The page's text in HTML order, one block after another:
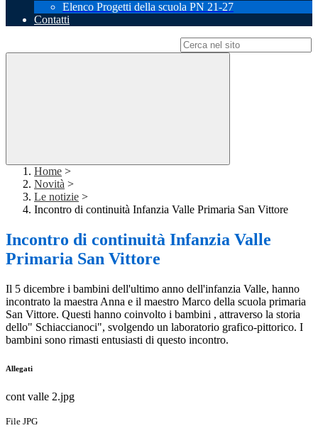
Elenco Progetti della scuola PN 21-27
Contatti
Home >
Novità >
Le notizie >
Incontro di continuità Infanzia Valle Primaria San Vittore
Incontro di continuità Infanzia Valle
Primaria San Vittore
Il 5 dicembre i bambini dell'ultimo anno dell'infanzia Valle, hanno
incontrato la maestra Anna e il maestro Marco della scuola primaria
San Vittore. Questi hanno coinvolto i bambini , attraverso la storia
dello" Schiaccianoci", svolgendo un laboratorio grafico-pittorico. I
bambini sono rimasti entusiasti di questo incontro.
Allegati
cont valle 2.jpg
File JPG